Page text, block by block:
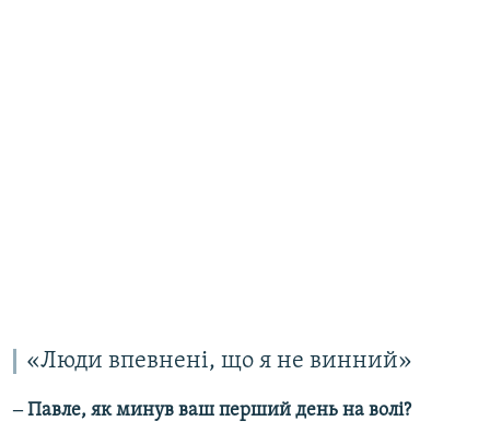
«Люди впевнені, що я не винний»
‒ Павле, як минув ваш перший день на волі?